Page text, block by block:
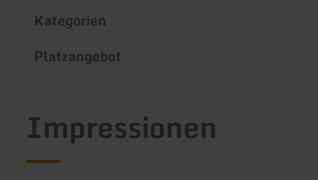
Kategorien
Platzangebot
Impressionen